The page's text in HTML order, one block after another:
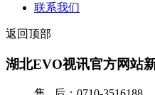
联系我们
返回顶部
湖北EVO视讯官方网站